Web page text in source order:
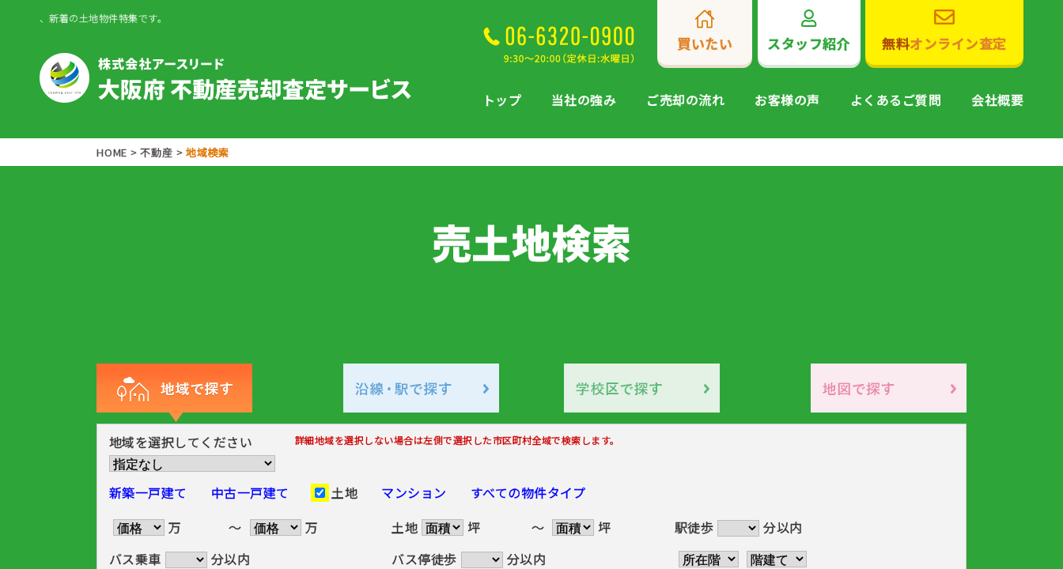
、新着の土地物件特集です。
買いたい スタッフ紹介 無料オンライン査定
トップ 当社の強み ご売却の流れ お客様の声 よくあるご質問 会社概要
HOME >不動産 >地域検索
売土地検索
地域を選択してください 詳細地域を選択しない場合は左側で選択した市区町村全域で検索します。
新築一戸建て 中古一戸建て 土地 マンション
すべての物件タイプ
万
～ 万 土地 坪 ～ 坪 駅徒歩
分以内
バス乗車
分以内 バス停徒歩 分以内